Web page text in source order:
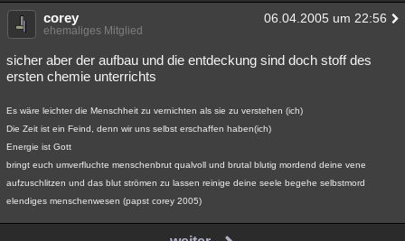
corey 06.04.2005 um 22:56
ehemaliges Mitglied
sicher aber der aufbau und die entdeckung sind doch stoff des
ersten chemie unterrichts
Es wäre leichter die Menschheit zu vernichten als sie zu verstehen (ich)
Die Zeit ist ein Feind, denn wir uns selbst erschaffen haben(ich)
Energie ist Gott
bringt euch umverfluchte menschenbrut qualvoll und brutal blutig mordend deine vene
aufzuschlitzen und das blut strömen zu lassen reinige deine seele begehe selbstmord
elendiges menschenwesen (papst corey 2005)